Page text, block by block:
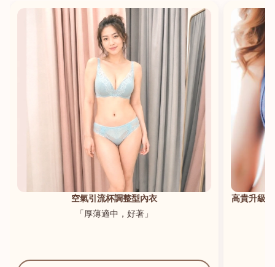
空氣引流杯調整型內衣
「厚薄適中，好著」
高貴升級
港澳中文
English